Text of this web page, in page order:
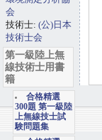
会
技術士: (公)日本
技術士会
第一級陸上無
線技術士用書
籍
合格精選
300題 第一級陸
上無線技士試
験問題集